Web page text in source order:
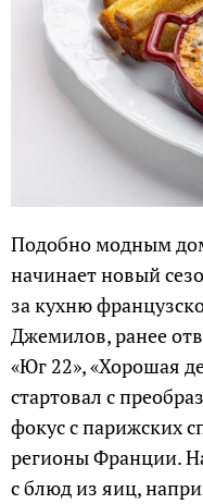
Подобно модным
начинает новый
за кухню
Джемилов, ранее
«Юг 22», «Хорошая
стартовал с
фокус с парижских
регионы Франции.
с блюд из яиц,